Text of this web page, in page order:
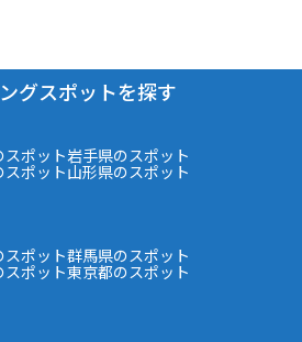
グスポットを探す
ポット岩手県のスポット
ポット山形県のスポット
ポット群馬県のスポット
ポット東京都のスポット